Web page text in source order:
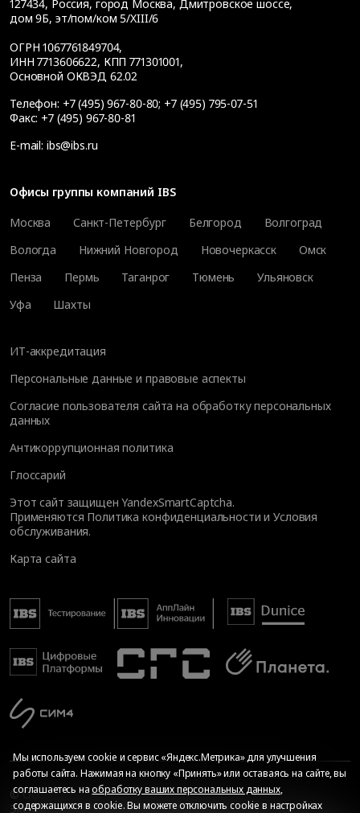
127434, Россия, город Москва, Дмитровское шоссе,
дом 9Б, эт/пом/ком 5/XIII/6
ОГРН 1067761849704,
ИНН 7713606622, КПП 771301001,
Основной ОКВЭД 62.02
Телефон: +7 (495) 967-80-80; +7 (495) 795-07-51
Факс: +7 (495) 967-80-81
E-mail: ibs@ibs.ru
Офисы группы компаний IBS
Москва
Санкт-Петербург Белгород
Волгоград
Вологда
Нижний Новгород Новочеркасск
Омск
Пенза
Пермь Таганрог Тюмень
Ульяновск
Уфа
Шахты
ИТ-аккредитация
Персональные данные и правовые аспекты
Согласие пользователя сайта на обработку персональных
данных
Антикоррупционная политика
Глоссарий
Этот сайт защищен YandexSmartCaptcha.
Применяются Политика конфиденциальности иУсловия
обслуживания.
Карта сайта
© Общество с ограниченной ответственностью «ИБС
Экспертиза», 2026. Все права защищены
Мы используем cookie и сервис «Яндекс.Метрика» для улучшения
работы сайта. Нажимая на кнопку «Принять» или оставаясь на сайте, вы
соглашаетесь наобработку ваших персональных данных,
содержащихся в cookie. Вы можете отключить cookie в настройках